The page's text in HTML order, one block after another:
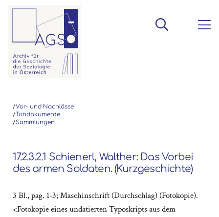
/Vor- und Nachlässe
/Tondokumente
/Sammlungen
17.2.3.2.1 Schienerl, Walther: Das Vorbei
des armen Soldaten. (Kurzgeschichte)
3 Bl., pag. 1-3; Maschinschrift (Durchschlag) (Fotokopie).
<Fotokopie eines undatierten Typoskripts aus dem